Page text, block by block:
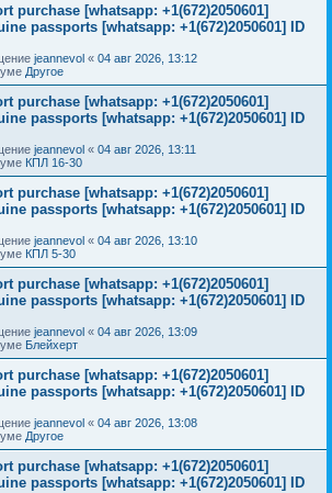
purchase [whatsapp: +1(672)2050601]
passports [whatsapp: +1(672)2050601] ID
jeannevol « 04 авг 2026, 13:12
Другое
purchase [whatsapp: +1(672)2050601]
passports [whatsapp: +1(672)2050601] ID
jeannevol « 04 авг 2026, 13:11
КПЛ 16-30
purchase [whatsapp: +1(672)2050601]
passports [whatsapp: +1(672)2050601] ID
jeannevol « 04 авг 2026, 13:10
КПЛ 5-30
purchase [whatsapp: +1(672)2050601]
passports [whatsapp: +1(672)2050601] ID
jeannevol « 04 авг 2026, 13:09
Блейхерт
purchase [whatsapp: +1(672)2050601]
passports [whatsapp: +1(672)2050601] ID
jeannevol « 04 авг 2026, 13:08
Другое
purchase [whatsapp: +1(672)2050601]
passports [whatsapp: +1(672)2050601] ID